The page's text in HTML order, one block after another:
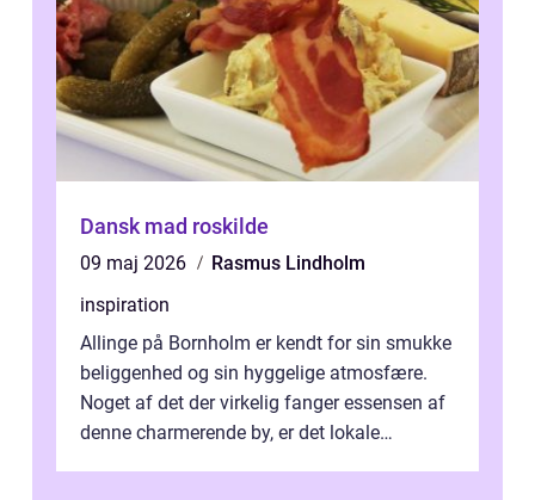
Dansk mad roskilde
09 maj 2026
Rasmus Lindholm
inspiration
Allinge på Bornholm er kendt for sin smukke
beliggenhed og sin hyggelige atmosfære.
Noget af det der virkelig fanger essensen af
denne charmerende by, er det lokale